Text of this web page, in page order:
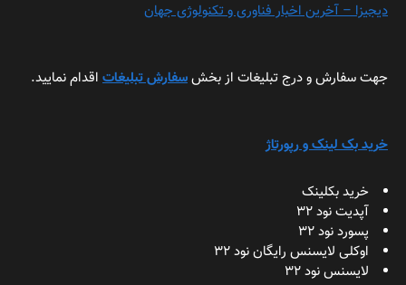
دیجیزا – آخرین اخبار فناوری و تکنولوژی جهان
جهت سفارش و درج تبلیغات از بخشسفارش تبلیغات اقدام نمایید.
خرید بک لینک و رپورتاژ
خرید بکلینک
آپدیت نود 32
پسورد نود 32
اوکلی لایسنس رایگان نود 32
لایسنس نود 32